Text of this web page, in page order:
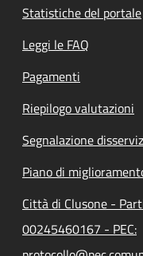
Statistiche del portale
Leggi le FAQ
Pagamenti
Riepilogo valutazioni
Segnalazione
Piano di
Città di Clusone -
00245460167 - PEC: